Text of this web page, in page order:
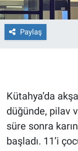
Paylaş
Kütahya’da
düğünde, pilav
süre sonra
başladı. 11’i
Gerçeğin
Gün Başlıyor
Gündem
Günün